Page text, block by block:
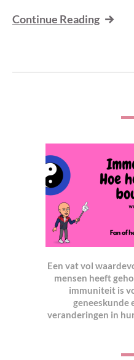
Continue Reading
Een vat vol
mensen heeft
immuniteit is
geneeskunde
veranderingen in